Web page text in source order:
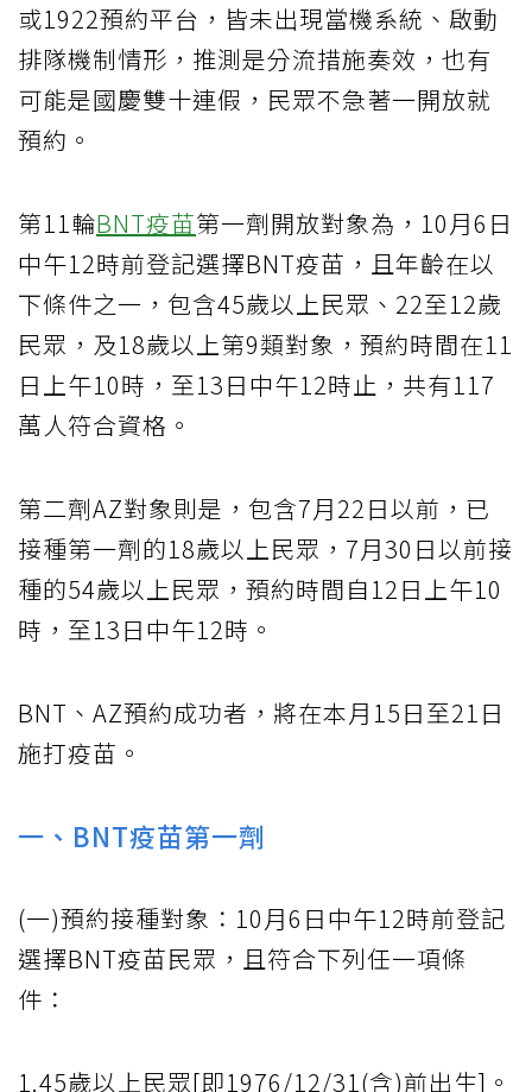
或1922預約平台，皆未出現當機系統、啟動
排隊機制情形，推測是分流措施奏效，也有
可能是國慶雙十連假，民眾不急著一開放就
預約。
第11輪BNT疫苗第一劑開放對象為，10月6日
中午12時前登記選擇BNT疫苗，且年齡在以
下條件之一，包含45歲以上民眾、22至12歲
民眾，及18歲以上第9類對象，預約時間在11
日上午10時，至13日中午12時止，共有117
萬人符合資格。
第二劑AZ對象則是，包含7月22日以前，已
接種第一劑的18歲以上民眾，7月30日以前接
種的54歲以上民眾，預約時間自12日上午10
時，至13日中午12時。
BNT、AZ預約成功者，將在本月15日至21日
施打疫苗。
一、BNT疫苗第一劑
(一)預約接種對象：10月6日中午12時前登記
選擇BNT疫苗民眾，且符合下列任一項條
件：
1.45歲以上民眾[即1976/12/31(含)前出生]。